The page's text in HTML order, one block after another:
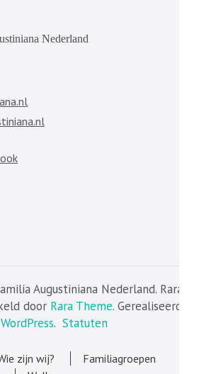
Nederland
Augustiniana Nederland. Rara
door Rara Theme. Gerealiseerd
WordPress. Statuten
zijn wij?
Familiagroepen